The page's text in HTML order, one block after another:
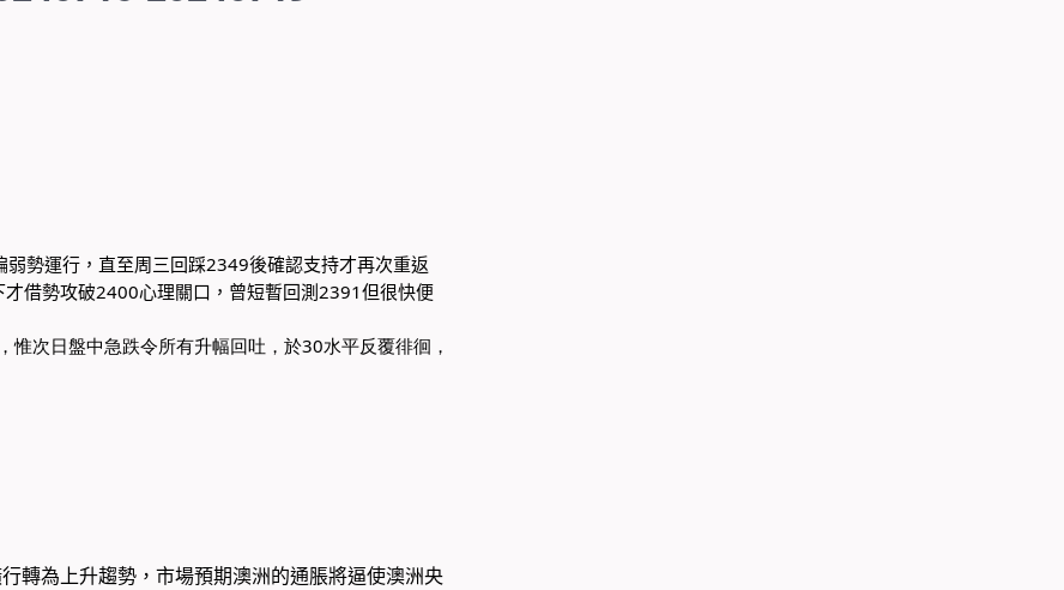
勢運行，直至周三回踩2349後確認支持才再次重返
借勢攻破2400心理關口​，曾短暫回測2391但很快便
次日盤中急跌令所有升幅回吐，於30水平反覆徘徊，
轉為上升趨勢，市場預期澳洲的通脹將逼使澳洲央